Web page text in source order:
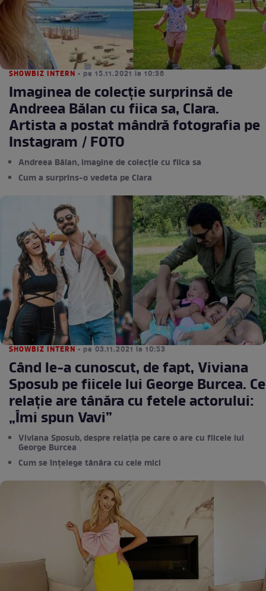
SHOWBIZ INTERN • pe 15.11.2021 la 10:36
Imaginea de colecție surprinsă de
Andreea Bălan cu fiica sa, Clara.
Artista a postat mândră fotografia pe
Instagram / FOTO
Andreea Bălan, imagine de colecție cu fiica sa
Cum a surprins-o vedeta pe Clara
SHOWBIZ INTERN • pe 03.11.2021 la 10:53
Când le-a cunoscut, de fapt, Viviana
Sposub pe fiicele lui George Burcea. Ce
relație are tânăra cu fetele actorului:
„Îmi spun Vavi”
Viviana Sposub, despre relația pe care o are cu fiicele lui
George Burcea
Cum se înțelege tânăra cu cele mici